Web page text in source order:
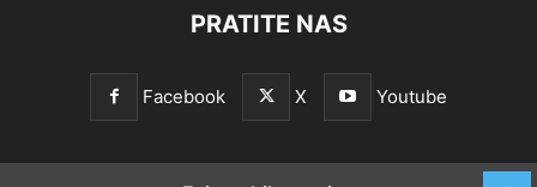
PRATITE NAS
Facebook X Youtube